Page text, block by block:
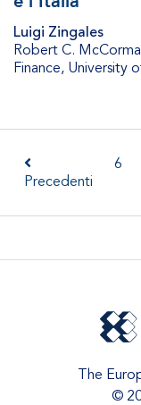
Luigi Zingales
Robert C.
Finance, University
Precedenti
6
The
©